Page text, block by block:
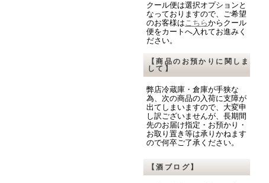
クール便は選択オプションと
なっておりますので、ご希望
のお客様はこちらからクール
便をカートへ入れてお進みく
ださい。
【商品のお預かりに関しま
して】
弊店冷蔵庫・倉庫が手狭な
為、次の商品の入荷に支障が
出てしまいますので、大変申
し訳ございませんが、長期間
先のお届け指定・お預かり・
お取り置き等は承りかねます
ので何卒ご了承ください。
【酒ブログ】